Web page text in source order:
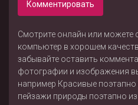
Комментировать
Смотрите онлайн или можете
компьютер в хорошем
забывайте оставить
фотографии и изображения
например Красивые поэтапно
пейзажи природы поэтапно